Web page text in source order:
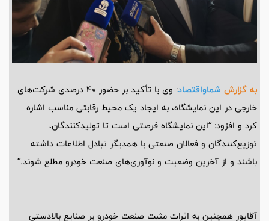
به گزارش شماواقتصاد
: وی با تأکید بر حضور 40 درصدی شرکت‌های
خارجی در این نمایشگاه، به ایجاد یک محیط رقابتی مناسب اشاره
کرد و افزود: “این نمایشگاه فرصتی است تا تولیدکنندگان،
توزیع‌کنندگان و فعالان صنعتی با همدیگر تبادل اطلاعات داشته
باشند و از آخرین وضعیت و نوآوری‌های صنعت خودرو مطلع شوند.”
آقاپور همچنین به اثرات مثبت صنعت خودرو بر صنایع بالادستی